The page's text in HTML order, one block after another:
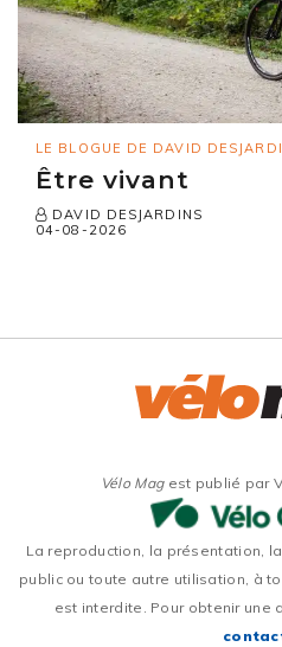
LE BLOGUE DE DAVID
Être vivant
DAVID DESJARDINS
04-08-2026
Vélo Magest publié par
La reproduction, la présentation,
public ou toute autre utilisation, à
est interdite. Pour obtenir une